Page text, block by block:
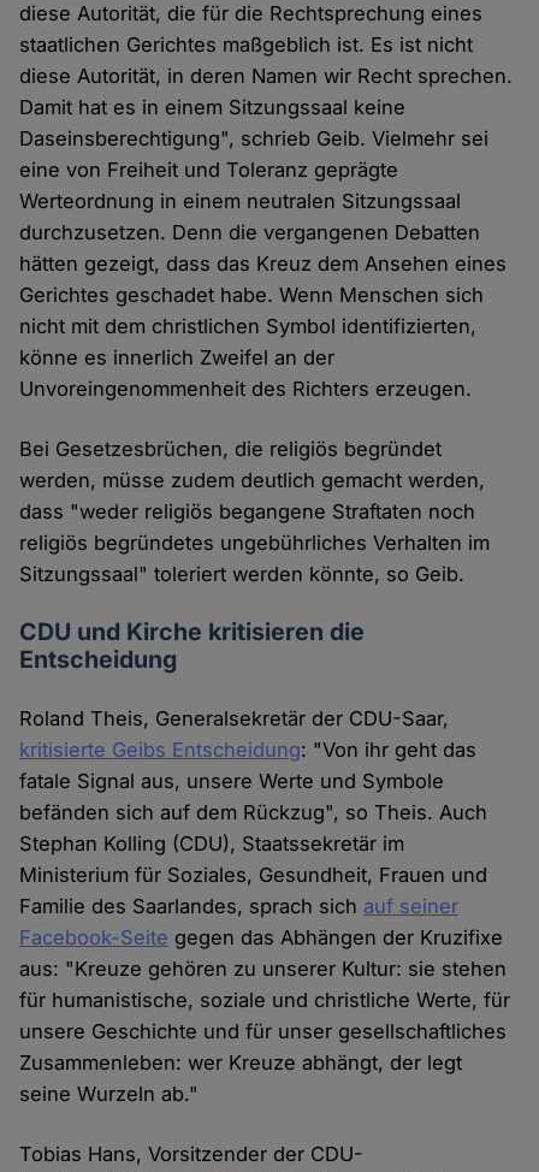
diese Autorität, die für die Rechtsprechung eines
staatlichen Gerichtes maßgeblich ist. Es ist nicht
diese Autorität, in deren Namen wir Recht sprechen.
Damit hat es in einem Sitzungssaal keine
Daseinsberechtigung", schrieb Geib. Vielmehr sei
eine von Freiheit und Toleranz geprägte
Werteordnung in einem neutralen Sitzungssaal
durchzusetzen. Denn die vergangenen Debatten
hätten gezeigt, dass das Kreuz dem Ansehen eines
Gerichtes geschadet habe. Wenn Menschen sich
nicht mit dem christlichen Symbol identifizierten,
könne es innerlich Zweifel an der
Unvoreingenommenheit des Richters erzeugen.
Bei Gesetzesbrüchen, die religiös begründet
werden, müsse zudem deutlich gemacht werden,
dass "weder religiös begangene Straftaten noch
religiös begründetes ungebührliches Verhalten im
Sitzungssaal" toleriert werden könnte, so Geib.
CDU und Kirche kritisieren die
Entscheidung
Roland Theis, Generalsekretär der CDU-Saar,
kritisierte Geibs Entscheidung: "Von ihr geht das
fatale Signal aus, unsere Werte und Symbole
befänden sich auf dem Rückzug", so Theis. Auch
Stephan Kolling (CDU), Staatssekretär im
Ministerium für Soziales, Gesundheit, Frauen und
Familie des Saarlandes, sprach sich auf seiner
Facebook-Seite gegen das Abhängen der Kruzifixe
aus: "Kreuze gehören zu unserer Kultur: sie stehen
für humanistische, soziale und christliche Werte, für
unsere Geschichte und für unser gesellschaftliches
Zusammenleben: wer Kreuze abhängt, der legt
seine Wurzeln ab."
Tobias Hans, Vorsitzender der CDU-